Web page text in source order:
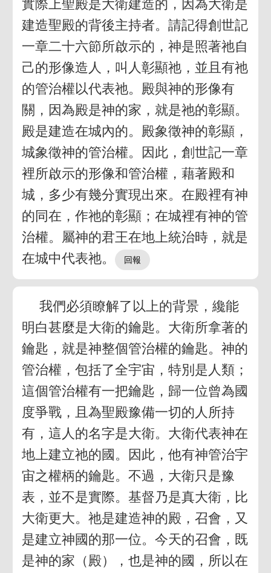
實際上聖殿是大衛建造的，因為大衛是
建造聖殿的背後主持者。請記得創世記
一章二十六節所啟示的，神是照著祂自
己的形像造人，叫人彰顯祂，並且有祂
的管治權以代表祂。殿與神的形像有
關，因為殿是神的家，就是祂的彰顯。
殿是建造在城內的。殿象徵神的彰顯，
城象徵神的管治權。因此，創世記一章
裡所啟示的形像和管治權，藉著殿和
城，多少有幾分實現出來。在殿裡有神
的同在，作祂的彰顯；在城裡有神的管
治權。屬神的君王在地上統治時，就是
在城中代表祂。
我們必須瞭解了以上的背景，纔能
明白甚麼是大衛的鑰匙。大衛所拿著的
鑰匙，就是神整個管治權的鑰匙。神的
管治權，包括了全宇宙，特別是人類；
這個管治權有一把鑰匙，歸一位曾為國
度爭戰，且為聖殿豫備一切的人所持
有，這人的名字是大衛。大衛代表神在
地上建立祂的國。因此，他有神管治宇
宙之權柄的鑰匙。不過，大衛只是豫
表，並不是實際。基督乃是真大衛，比
大衛更大。祂是建造神的殿，召會，又
是建立神國的那一位。今天的召會，既
是神的家（殿），也是神的國，所以在